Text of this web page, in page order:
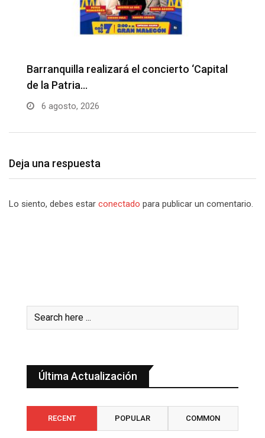
Barranquilla realizará el concierto ‘Capital
de la Patria…
6 agosto, 2026
Deja una respuesta
Lo siento, debes estar conectado para publicar un comentario.
Última Actualización
RECENT POPULAR COMMON